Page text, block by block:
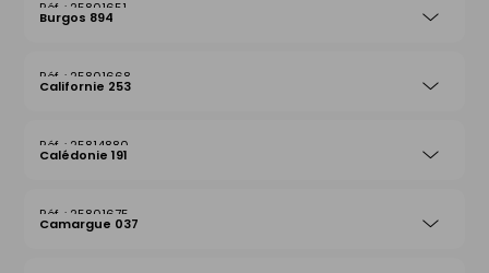
25801651
Burgos 894
25801668
Californie 253
25814880
Calédonie 191
25801675
Camargue 037